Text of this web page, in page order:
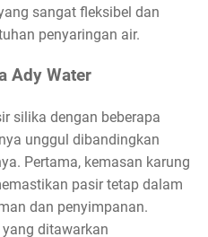
sangat fleksibel dan
penyaringan air.
Ady Water
silika dengan beberapa
unggul dibandingkan
Pertama, kemasan karung
pasir tetap dalam
dan penyimpanan.
ditawarkan